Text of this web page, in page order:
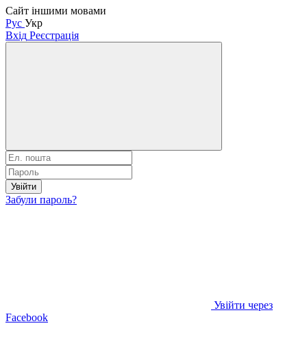
Сайт іншими мовами
Рус Укр
Вхід Реєстрація
Увійти
Забули пароль?
Увійти через
Facebook